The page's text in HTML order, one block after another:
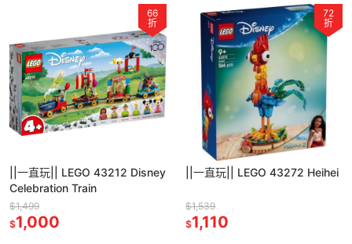
66
折
||一直玩|| LEGO 43212 Disney
Celebration Train
$1,499
$1,000
72
折
||一直玩|| LEGO 43272 Heihei
$1,539
$1,110